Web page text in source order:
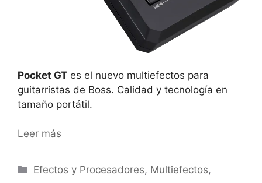
Pocket GT es el nuevo multiefectos para
guitarristas de Boss. Calidad y tecnología en
tamaño portátil.
Leer más
Categorías
Efectos y Procesadores, Multiefectos,